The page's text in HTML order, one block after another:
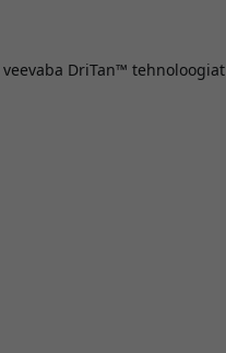
DriTan™ tehnoloogiat